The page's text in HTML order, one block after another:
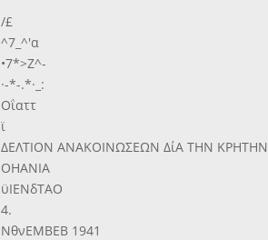
/£
^7_^'α
•7*>Ζ^-
·-*-.*·_:
Οΐαττ
ϊ
ΔΕΛΤΙΟΝ ΑΝΑΚΟΙΝΩΣΕΩΝ ΔίΑ ΤΗΝ ΚΡΗΤΗΝ
ΟΗΑΝΙΑ
ϋΙΕΝδΤΑΟ
4.
ΝθνΕΜΒΕΒ 1941